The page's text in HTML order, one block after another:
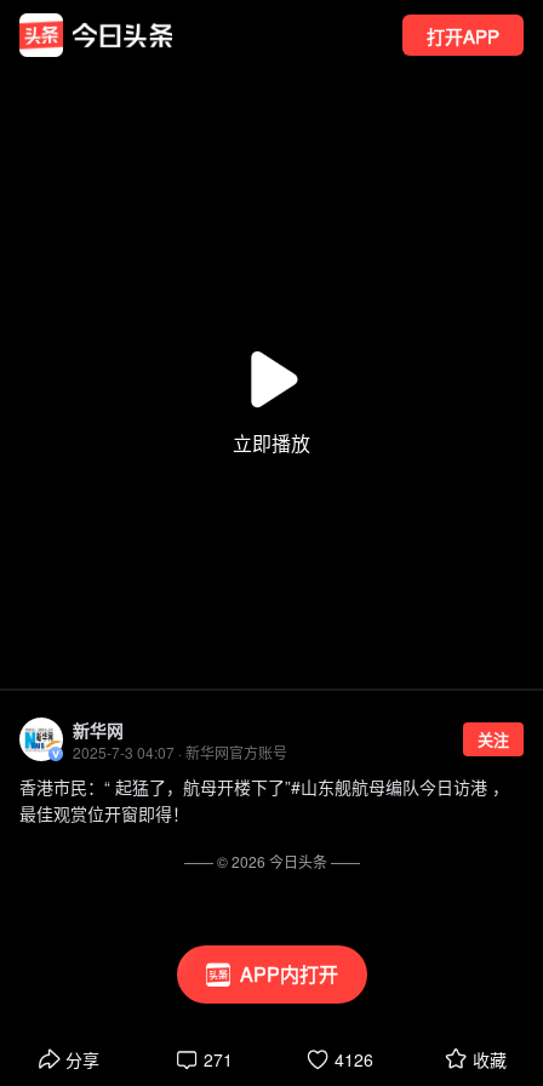
打开APP
APP内打开
新华网
2025-7-3 04:07 · 新华网官方账号
关注
香港市民：“ 起猛了，航母开楼下了”#山东舰航母编队今日访港 ，
最佳观赏位开窗即得！
分享 271 4126 收藏
—— ©2026 今日头条——